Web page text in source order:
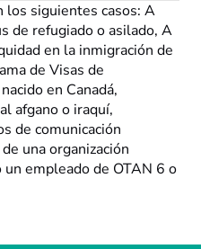
los siguientes casos: A
de refugiado o asilado, A
en la inmigración de
de Visas de
en Canadá,
afgano o iraquí,
de comunicación
una organización
empleado de OTAN 6 o